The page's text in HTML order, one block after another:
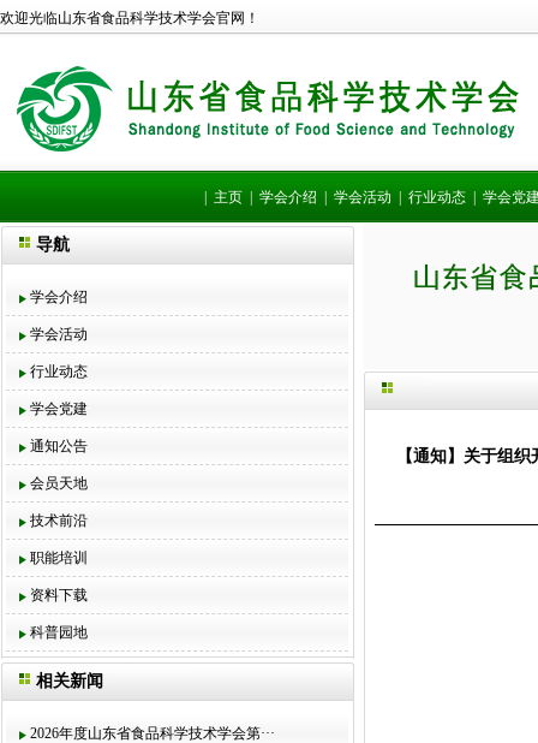
欢迎光临山东省食品科学技术学会官网！
主页| 学会介绍 学会活动 行业动态| 学会党
导航
学会介绍
学会活动
行业动态
学会党建
通知公告
会员天地
技术前沿
职能培训
资料下载
科普园地
相关新闻
2026年度山东省食品科学技术学会第···
【通知】关于组